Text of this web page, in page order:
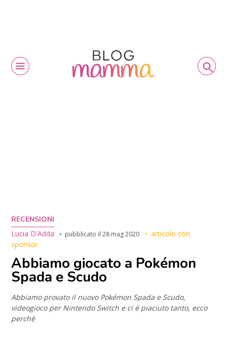
RECENSIONI
Lucia D'Adda
pubblicato il28 mag 2020
articolo con
sponsor
Abbiamo giocato a Pokémon
Spada e Scudo
Abbiamo provato il nuovo Pokémon Spada e Scudo,
videogioco per Nintendo Switch e ci è piaciuto tanto, ecco
perchè